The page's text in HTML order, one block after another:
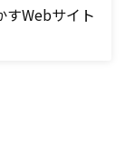
すWebサイト